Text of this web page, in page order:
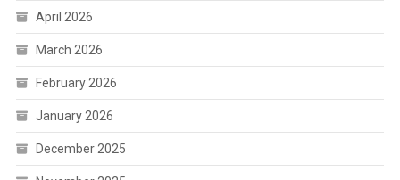
April 2026
March 2026
February 2026
January 2026
December 2025